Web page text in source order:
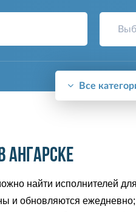
Все
Ангарске
найти исполнителей
и обновляются ежедневно;